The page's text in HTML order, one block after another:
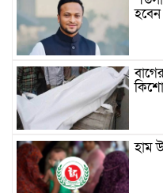
হাম